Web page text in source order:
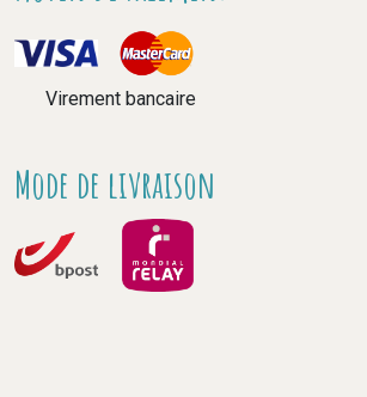
Virement bancaire
Mode de livraison